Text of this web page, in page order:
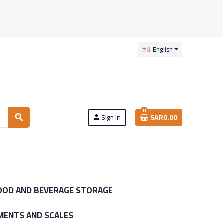
English
search person Sign in
0
SAR0.00
AND BEVERAGE STORAGE
AND SCALES